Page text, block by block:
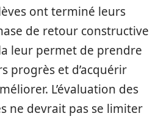
ont terminé leurs
de retour constructive
leur permet de prendre
progrès et d’acquérir
L’évaluation des
ne devrait pas se limiter